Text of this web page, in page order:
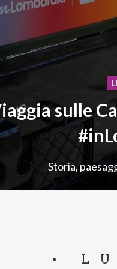
sulle
Storia,